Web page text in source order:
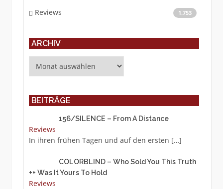
Reviews 1.753
ARCHIV
BEITRÄGE
156/SILENCE – From A Distance
Reviews
In ihren frühen Tagen und auf den ersten […]
COLORBLIND – Who Sold You This Truth
++ Was It Yours To Hold
Reviews